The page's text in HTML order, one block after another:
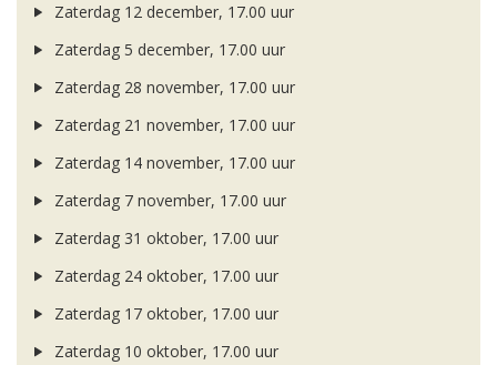
Zaterdag 12 december, 17.00 uur
Zaterdag 5 december, 17.00 uur
Zaterdag 28 november, 17.00 uur
Zaterdag 21 november, 17.00 uur
Zaterdag 14 november, 17.00 uur
Zaterdag 7 november, 17.00 uur
Zaterdag 31 oktober, 17.00 uur
Zaterdag 24 oktober, 17.00 uur
Zaterdag 17 oktober, 17.00 uur
Zaterdag 10 oktober, 17.00 uur